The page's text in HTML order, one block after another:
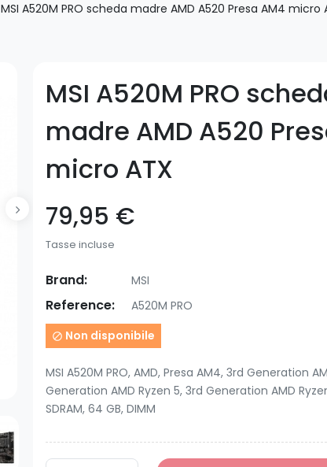
MSI A520M PRO scheda madre AMD A520 Presa AM4 micro
MSI A520M PRO
madre AMD A520
micro ATX
79,95 €
Tasse incluse
Brand: MSI
Reference: A520M PRO
 Non disponibile
MSI A520M PRO, AMD, Presa AM4, 3rd Generation
Generation AMD Ryzen 5, 3rd Generation AMD
SDRAM, 64 GB, DIMM